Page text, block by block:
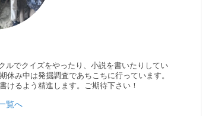
休み中は発掘調査であちこちに行っています。
けるよう精進します。ご期待下さい！
覧へ